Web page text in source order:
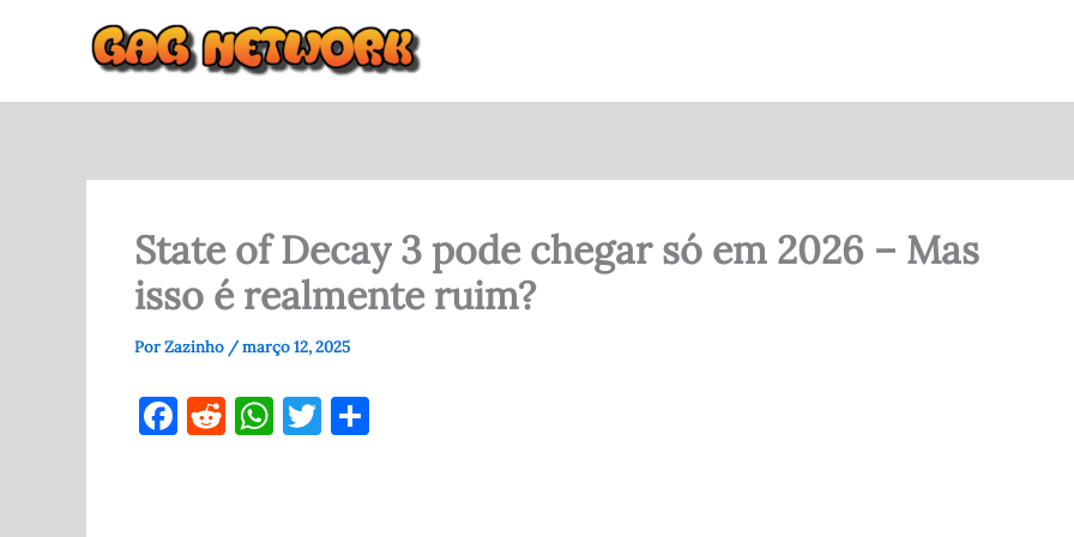
conteúdo
State of Decay 3 pode chegar só em 2026 – Mas
isso é realmente ruim?
PorZazinho /março 12, 2025
F R W T